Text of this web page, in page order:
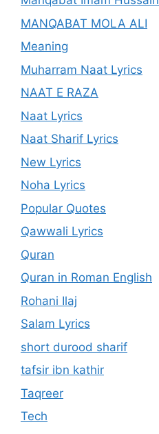
MANQABAT MOLA ALI
Meaning
Muharram Naat Lyrics
NAAT E RAZA
Naat Lyrics
Naat Sharif Lyrics
New Lyrics
Noha Lyrics
Popular Quotes
Qawwali Lyrics
Quran
Quran in Roman English
Rohani Ilaj
Salam Lyrics
short durood sharif
tafsir ibn kathir
Taqreer
Tech